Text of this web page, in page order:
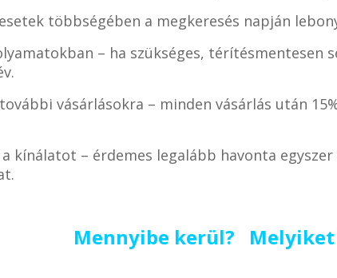
többségében a megkeresés napján
– ha szükséges,
vásárlásokra – minden vásárlás után
kínálatot – érdemes legalább havonta
Mennyibe kerül? Melyiket